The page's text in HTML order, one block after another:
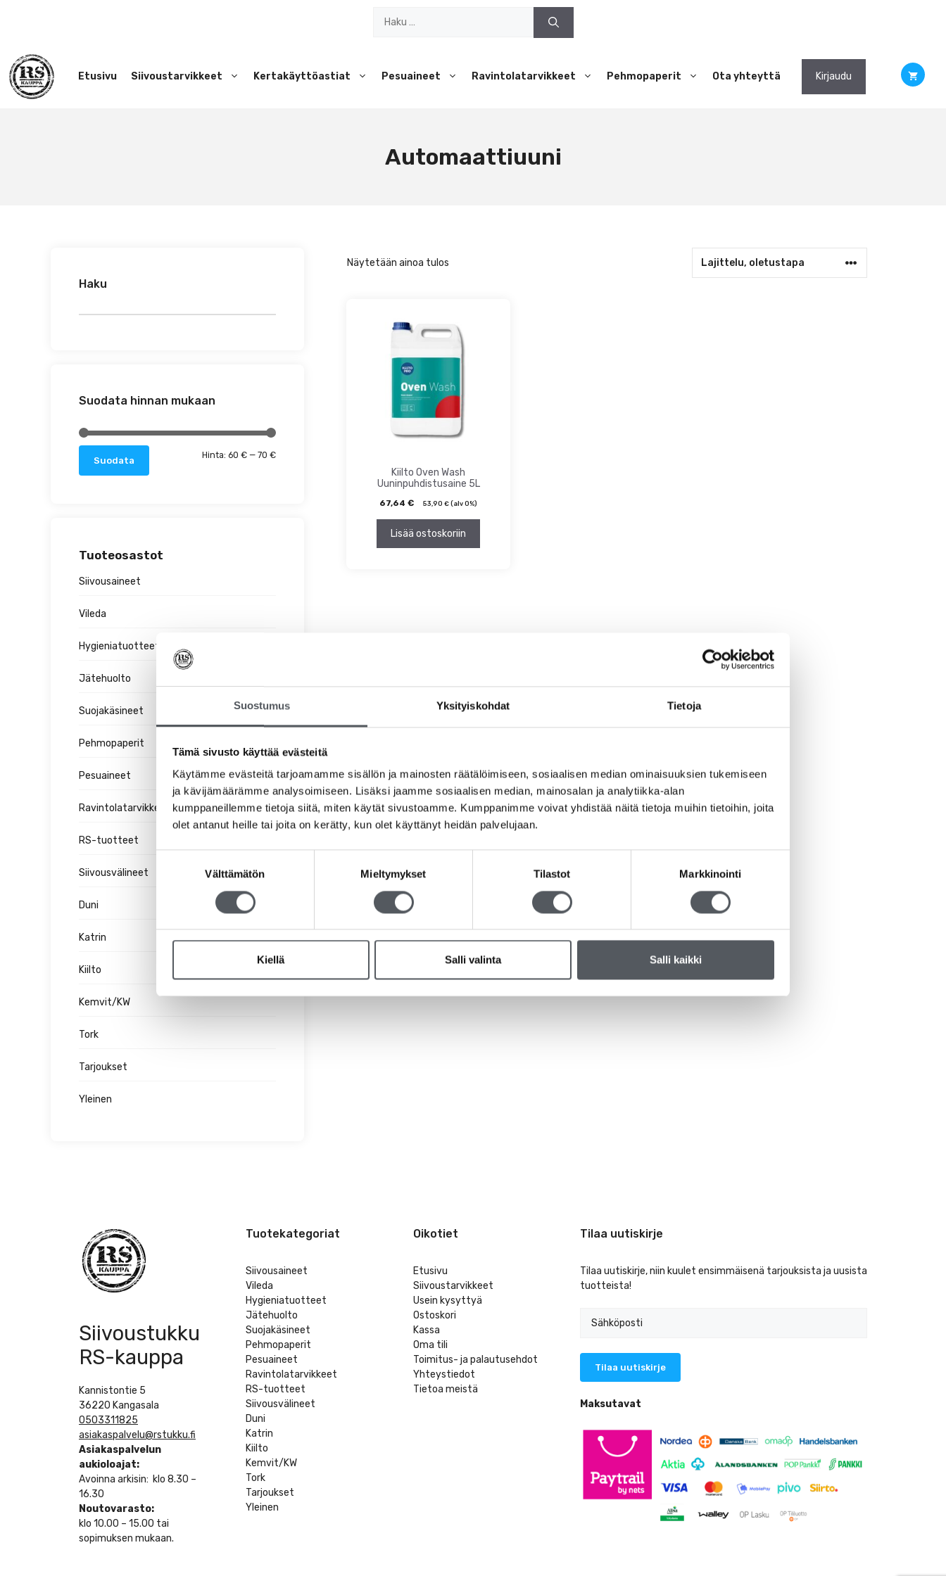
Suostumus Yksityiskohdat Tietoja
Tämä sivusto käyttää evästeitä
Käytämme evästeitä tarjoamamme sisällön ja mainosten räätälöimiseen, sosiaalisen median ominaisuuksien tukemiseen
ja kävijämäärämme analysoimiseen. Lisäksi jaamme sosiaalisen median, mainosalan ja analytiikka-alan
kumppaneillemme tietoja siitä, miten käytät sivustoamme. Kumppanimme voivat yhdistää näitä tietoja muihin tietoihin, joita
olet antanut heille tai joita on kerätty, kun olet käyttänyt heidän palvelujaan.
Välttämätön Mieltymykset Tilastot Markkinointi
Kiellä Salli valinta Salli kaikki
Etusivu Siivoustarvikkeet Kertakäyttöastiat Pesuaineet Ravintolatarvikkeet Pehmopaperit Ota yhteyttä Kirjaudu
Automaattiuuni
Näytetään ainoa tulos
Kiilto Oven Wash
Uuninpuhdistusaine 5L
67,64€ 53,90€ (alv 0%)
Lisää ostoskoriin
Haku
Suodata hinnan mukaan
Minimihinta
Maksimihinta
Suodata Hinta: 60 € — 70 €
Tuoteosastot
Siivousaineet
Vileda
Hygieniatuotteet
Jätehuolto
Suojakäsineet
Pehmopaperit
Pesuaineet
Ravintolatarvikkeet
RS-tuotteet
Siivousvälineet
Duni
Katrin
Kiilto
Kemvit/KW
Tork
Tarjoukset
Yleinen
Siivoustukku
RS-kauppa
Kannistontie 5
36220 Kangasala
0503311825
asiakaspalvelu@rstukku.fi
Asiakaspalvelun
aukioloajat:
Avoinna arkisin: klo 8.30 –
16.30
Noutovarasto:
klo 10.00 – 15.00 tai
sopimuksen mukaan.
Tuotekategoriat
Siivousaineet
Vileda
Hygieniatuotteet
Jätehuolto
Suojakäsineet
Pehmopaperit
Pesuaineet
Ravintolatarvikkeet
RS-tuotteet
Siivousvälineet
Duni
Katrin
Kiilto
Kemvit/KW
Tork
Tarjoukset
Yleinen
Oikotiet
Etusivu
Siivoustarvikkeet
Usein kysyttyä
Ostoskori
Kassa
Oma tili
Toimitus- ja palautusehdot
Yhteystiedot
Tietoa meistä
Tilaa uutiskirje
Tilaa uutiskirje, niin kuulet ensimmäisenä tarjouksista ja uusista
tuotteista!
Maksutavat